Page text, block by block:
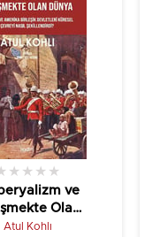
ve
Olan
Dünya
★ ★ ★ ★
Atul Kohlı